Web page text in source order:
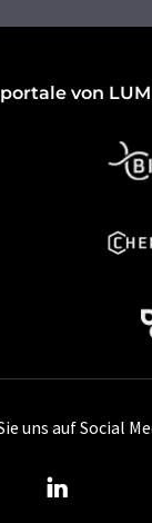
von
uns auf Social